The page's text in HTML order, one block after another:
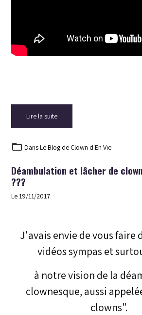
Lire la suite
DansLe Blog de Clown d'En Vie
Déambulation et lâcher de
???
Le 19/11/2017
J'avais envie de vous faire
vidéos sympas et
à notre vision de la
clownesque, aussi
clowns".